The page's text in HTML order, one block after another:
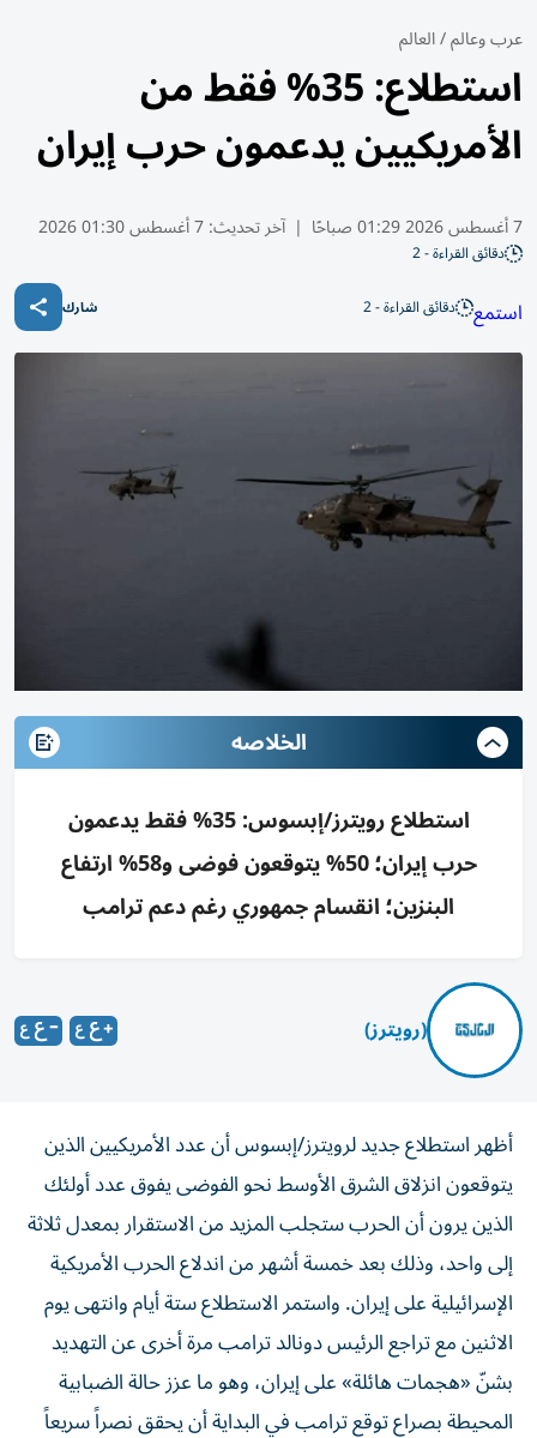
عرب وعالم/العالم
استطلاع: 35% فقط من
الأمريكيين يدعمون حرب إيران
7 أغسطس 2026 01:29 صباحًا | آخر تحديث:7 أغسطس 01:30 2026
دقائق القراءة - 2
استمع دقائق القراءة - 2 شارك
الخلاصه
استطلاع رويترز/إبسوس: 35% فقط يدعمون
حرب إيران؛ 50% يتوقعون فوضى و58% ارتفاع
البنزين؛ انقسام جمهوري رغم دعم ترامب
(رويترز)
أظهر استطلاع جديد لرويترز/إبسوس أن عدد الأمريكيين الذين
يتوقعون انزلاق الشرق الأوسط نحو الفوضى يفوق عدد أولئك
الذين يرون أن الحرب ستجلب المزيد من الاستقرار بمعدل ثلاثة
إلى واحد، وذلك بعد خمسة ‌أشهر من اندلاع الحرب الأمريكية
الإسرائيلية على إيران. واستمر الاستطلاع ستة أيام وانتهى يوم
الاثنين مع تراجع الرئيس دونالد ترامب مرة أخرى عن التهديد
بشنّ «هجمات هائلة» على إيران، ​وهو ما عزز حالة الضبابية
المحيطة بصراع توقع ترامب في البداية أن يحقق نصراً سريعاً